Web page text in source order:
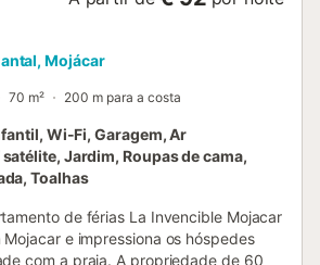
Mojácar
70 m² 200 m para a costa
Wi-Fi, Garagem, Ar
Jardim, Roupas de cama,
Toalhas
de férias La Invencible Mojacar
e impressiona os hóspedes
com a praia. A propriedade de 60